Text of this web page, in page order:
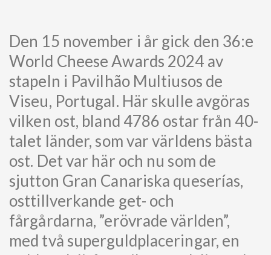
Den 15 november i år gick den 36:e
World Cheese Awards 2024 av
stapeln i Pavilhão Multiusos de
Viseu, Portugal. Här skulle avgöras
vilken ost, bland 4786 ostar från 40-
talet länder, som var världens bästa
ost. Det var här och nu som de
sjutton Gran Canariska queserías,
osttillverkande get- och
fårgårdarna, ”erövrade världen”,
med två superguldplaceringar, en